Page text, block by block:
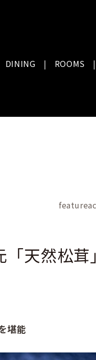
DINING ROOMS
feature
天然松茸
堪能